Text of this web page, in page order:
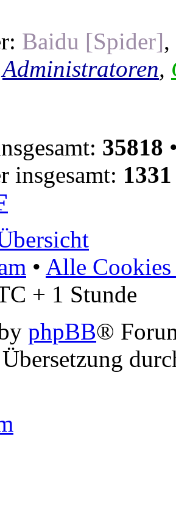
Baidu [Spider],
Administratoren,
35818
insgesamt: 1331
• Alle Cookies
+ 1 Stunde
phpBB®